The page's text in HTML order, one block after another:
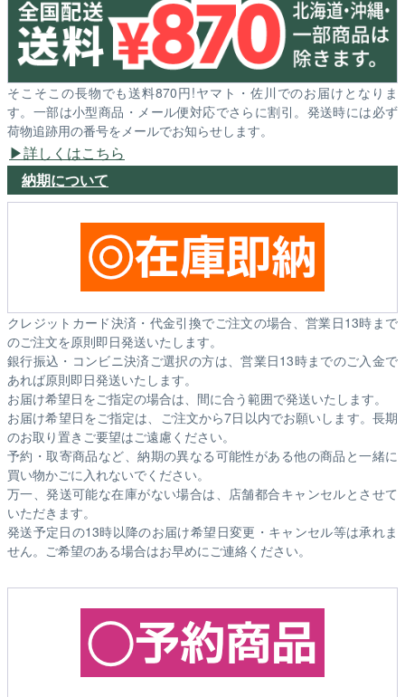
そこそこの長物でも送料870円!ヤマト・佐川でのお届けとなりま
す。一部は小型商品・メール便対応でさらに割引。発送時には必ず
荷物追跡用の番号をメールでお知らせします。
詳しくはこちら
納期について
クレジットカード決済・代金引換でご注文の場合、営業日13時まで
のご注文を原則即日発送いたします。
銀行振込・コンビニ決済ご選択の方は、営業日13時までのご入金で
あれば原則即日発送いたします。
お届け希望日をご指定の場合は、間に合う範囲で発送いたします。
お届け希望日をご指定は、ご注文から7日以内でお願いします。長期
のお取り置きご要望はご遠慮ください。
予約・取寄商品など、納期の異なる可能性がある他の商品と一緒に
買い物かごに入れないでください。
万一、発送可能な在庫がない場合は、店舗都合キャンセルとさせて
いただきます。
発送予定日の13時以降のお届け希望日変更・キャンセル等は承れま
せん。ご希望のある場合はお早めにご連絡ください。